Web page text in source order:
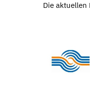
Die aktuellen